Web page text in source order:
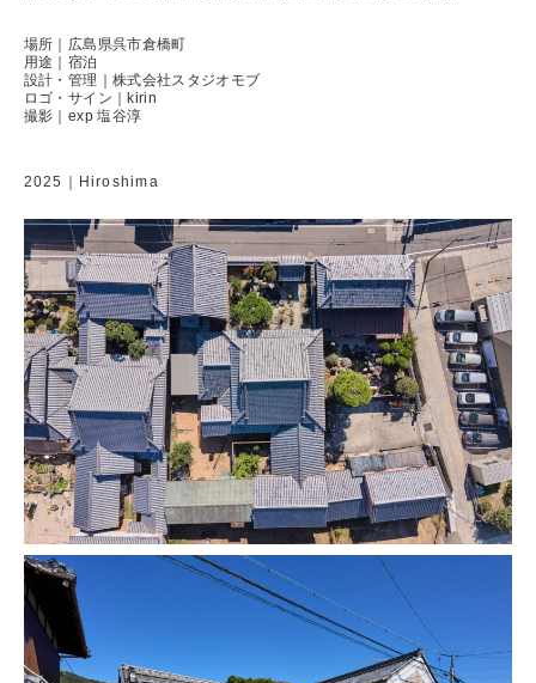
場所｜広島県呉市倉橋町
用途｜宿泊
設計・管理｜株式会社スタジオモブ
ロゴ・サイン｜kirin
撮影｜exp 塩谷淳
2025｜Hiroshima